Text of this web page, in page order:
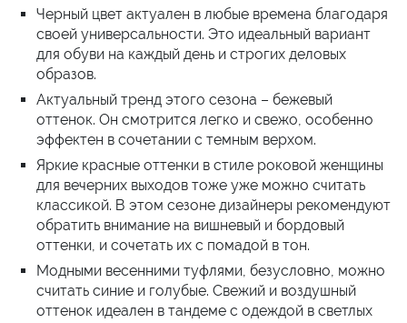
Черный цвет актуален в любые времена благодаря
своей универсальности. Это идеальный вариант
для обуви на каждый день и строгих деловых
образов.
Актуальный тренд этого сезона – бежевый
оттенок. Он смотрится легко и свежо, особенно
эффектен в сочетании с темным верхом.
Яркие красные оттенки в стиле роковой женщины
для вечерних выходов тоже уже можно считать
классикой. В этом сезоне дизайнеры рекомендуют
обратить внимание на вишневый и бордовый
оттенки, и сочетать их с помадой в тон.
Модными весенними туфлями, безусловно, можно
считать синие и голубые. Свежий и воздушный
оттенок идеален в тандеме с одеждой в светлых